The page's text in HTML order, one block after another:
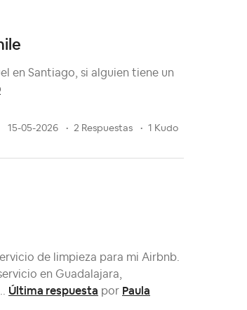
en Santiago, si alguien tiene un
15-05-2026 2 Respuestas 1 Kudo
de limpieza para mi Airbnb.
en Guadalajara,
Última respuesta por Paula